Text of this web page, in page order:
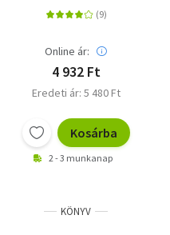
Online ár:
4 932 Ft
Eredeti ár: 5 480 Ft
Kosárba
2 - 3 munkanap
KÖNYV